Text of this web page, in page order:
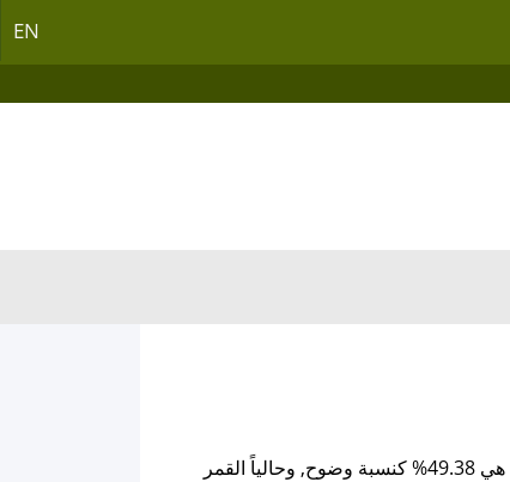
EN
القمر اليوم يمتلك من العمر 22.21 يوم, ودرجة الإضاءة او الوضوح لوجه القمر و التي يمتلكها الأن هي 49.38% كنسبة وضوح, وحالياً القمر